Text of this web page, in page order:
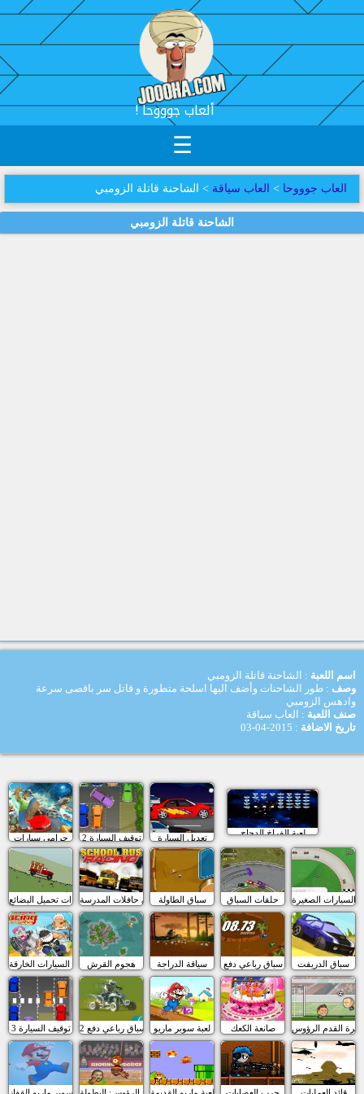
! ألعاب جوووحا
☰
العاب جوووحا > العاب سياقة > الشاحنة قاتلة الزومبي
حرامى سيارات توقيف السيارة 2 تعديل السيارة لعبة الفراخ الدجاج
سيارات تحميل البضائعسباق حافلات المدرسةسباق الطاولة حلقات السباق السيارات الصغيرة
سباق السيارات الخارقةهجوم القرش سياقة الدراجة سباق رباعي دفع سباق الدريفت
3 توقيف السيارة سباق رباعي دفع 2 لعبة سوبر ماريو صانعة الكعك كرة القدم الرؤوس
الشاحنة قاتلة الزومبي
اسم اللعبة : الشاحنة قاتلة الزومبي
وصف : طور الشاحنات وأضف اليها اسلحة متطورة و قاتل سر باقصى سرعة
وادهس الزومبي
صنف اللعبة : العاب سياقة
تاريخ الاضافة : 2015-04-03